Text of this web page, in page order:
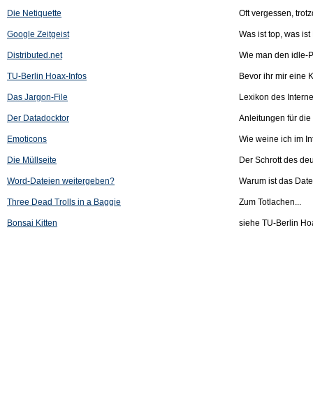
Die Netiquette Oft vergessen,
Google Zeitgeist Was ist top, was
Distributed.net Wie man den idle-
TU-Berlin Hoax-Infos Bevor ihr mir eine
Das Jargon-File Lexikon des
Der Datadocktor Anleitungen für
Emoticons Wie weine ich im
Die Müllseite Der Schrott des
Word-Dateien weitergeben? Warum ist das
Three Dead Trolls in a Baggie Zum Totlachen...
Bonsai Kitten siehe TU-Berlin